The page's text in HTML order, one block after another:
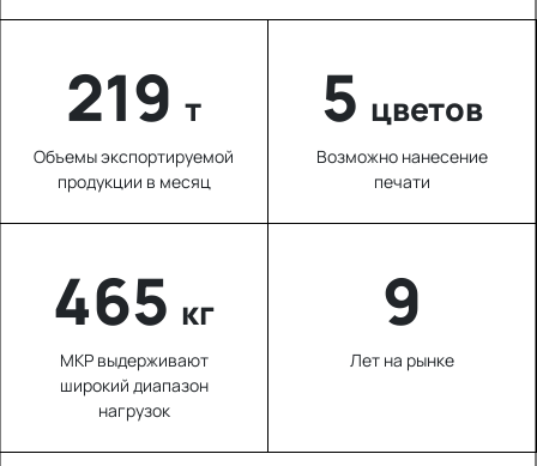
220 т
Объемы экспортируемой
продукции в месяц
5 цветов
Возможно нанесение
печати
627 кг
МКР выдерживают
широкий диапазон
нагрузок
9
Лет на рынке